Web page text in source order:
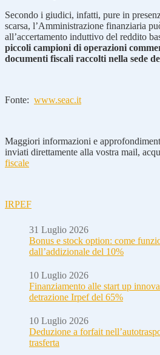
Secondo i giudici, infatti, pure in
scarsa, l’Amministrazione finanziaria
all’accertamento induttivo del reddito
piccoli campioni di operazioni
documenti fiscali raccolti nella sede
Fonte: www.seac.it
Maggiori informazioni e
inviati direttamente alla vostra mail,
fiscale
IRPEF
31 Luglio 2026
Bonus e stock option: come
dall’addizionale del 10%
10 Luglio 2026
Finanziamento alle start up
detrazione Irpef del 65%
10 Luglio 2026
Deduzione a forfait
trasferta